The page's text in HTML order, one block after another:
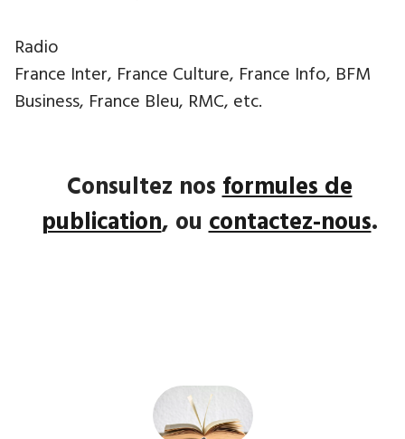
Radio
France Inter, France Culture, France Info, BFM
Business, France Bleu, RMC, etc.
Consultez nosformules de
publication, oucontactez-nous.